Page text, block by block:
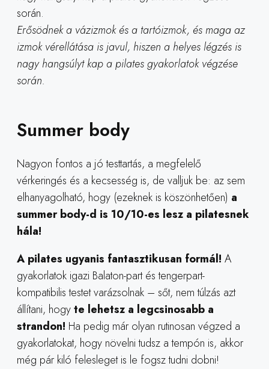
Erősödnek a vázizmok és a tartóizmok, és maga az
izmok vérellátása is javul, hiszen a helyes légzés is
nagy hangsúlyt kap a pilates gyakorlatok végzése
során.
Summer body
Nagyon fontos a jó testtartás, a megfelelő
vérkeringés és a kecsesség is, de valljuk be: az sem
elhanyagolható, hogy (ezeknek is köszönhetően) a
summer body-d is 10/10-es lesz a pilatesnek
hála!
A pilates ugyanis fantasztikusan formál! A
gyakorlatok igazi Balaton-part és tengerpart-
kompatibilis testet varázsolnak – sőt, nem túlzás azt
állítani, hogyte lehetsz a legcsinosabb a
strandon! Ha pedig már olyan rutinosan végzed a
gyakorlatokat, hogy növelni tudsz a tempón is, akkor
még pár kiló felesleget is le fogsz tudni dobni!